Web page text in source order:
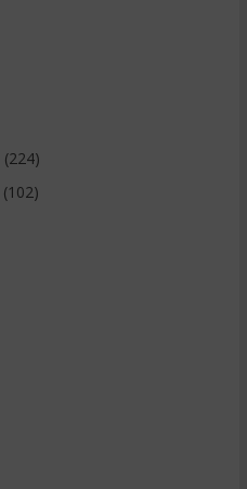
(224)
(102)